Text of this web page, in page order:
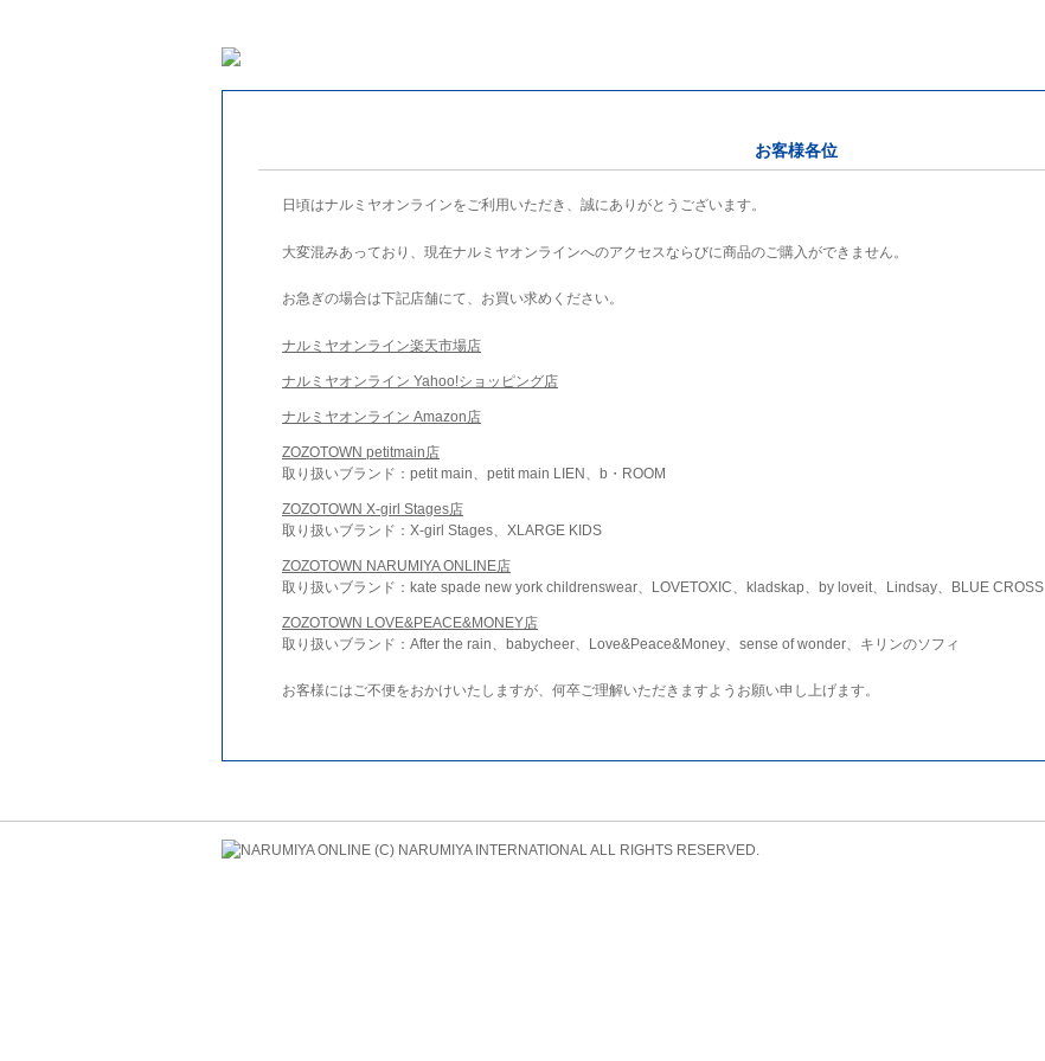
お客様各位
日頃はナルミヤオンラインをご利用いただき、誠にありがとうございます。
大変混みあっており、現在ナルミヤオンラインへのアクセスならびに商品のご購入ができません。
お急ぎの場合は下記店舗にて、お買い求めください。
ナルミヤオンライン楽天市場店
ナルミヤオンライン Yahoo!ショッピング店
ナルミヤオンライン Amazon店
ZOZOTOWN petitmain店
取り扱いブランド：petit main、petit main LIEN、b・ROOM
ZOZOTOWN X-girl Stages店
取り扱いブランド：X-girl Stages、XLARGE KIDS
ZOZOTOWN NARUMIYA ONLINE店
取り扱いブランド：kate spade new york childrenswear、LOVETOXIC、kladskap、by loveit、Lindsay、BLUE CROSS
ZOZOTOWN LOVE&PEACE&MONEY店
取り扱いブランド：After the rain、babycheer、Love&Peace&Money、sense of wonder、キリンのソフィ
お客様にはご不便をおかけいたしますが、何卒ご理解いただきますようお願い申し上げます。